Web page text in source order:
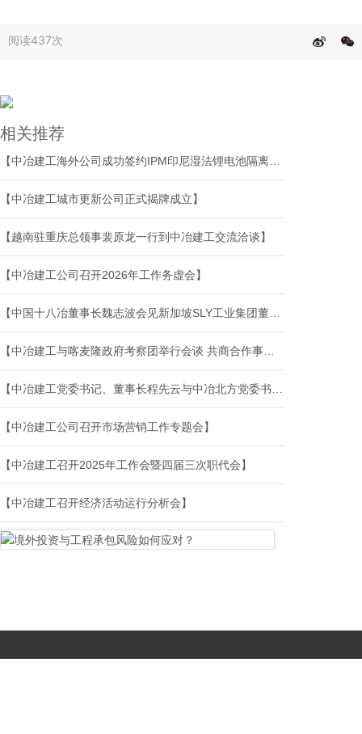
阅读437次
相关推荐
【中冶建工海外公司成功签约IPM印尼湿法锂电池隔离膜一期项目】
【中冶建工城市更新公司正式揭牌成立】
【越南驻重庆总领事裴原龙一行到中冶建工交流洽谈】
【中冶建工公司召开2026年工作务虚会】
【中国十八冶董事长魏志波会见新加坡SLY工业集团董事长孙立宇】
【中冶建工与喀麦隆政府考察团举行会谈 共商合作事宜】
【中冶建工党委书记、董事长程先云与中冶北方党委书记、董事长刘召胜举行会谈】
【中冶建工公司召开市场营销工作专题会】
【中冶建工召开2025年工作会暨四届三次职代会】
【中冶建工召开经济活动运行分析会】